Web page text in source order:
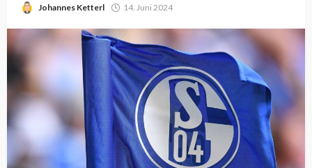
Johannes Ketterl 14. Juni 2024